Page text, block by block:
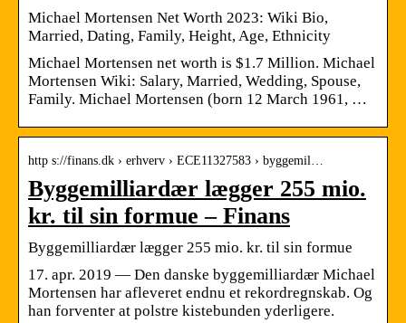
Michael Mortensen Net Worth 2023: Wiki Bio,
Married, Dating, Family, Height, Age, Ethnicity
Michael Mortensen net worth is $1.7 Million. Michael
Mortensen Wiki: Salary, Married, Wedding, Spouse,
Family. Michael Mortensen (born 12 March 1961, …
http s://finans.dk › erhverv › ECE11327583 › byggemil…
Byggemilliardær lægger 255 mio.
kr. til sin formue – Finans
Byggemilliardær lægger 255 mio. kr. til sin formue
17. apr. 2019 — Den danske byggemilliardær Michael
Mortensen har afleveret endnu et rekordregnskab. Og
han forventer at polstre kistebunden yderligere.